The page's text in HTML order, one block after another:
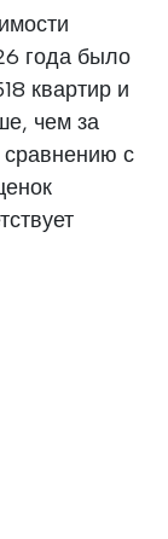
года было
квартир и
чем за
с